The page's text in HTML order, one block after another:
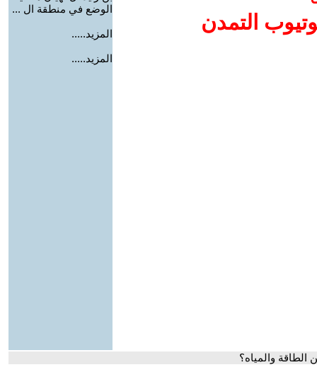
التمدن
الوضع في منطقة ال ...
المزيد.....
المزيد.....